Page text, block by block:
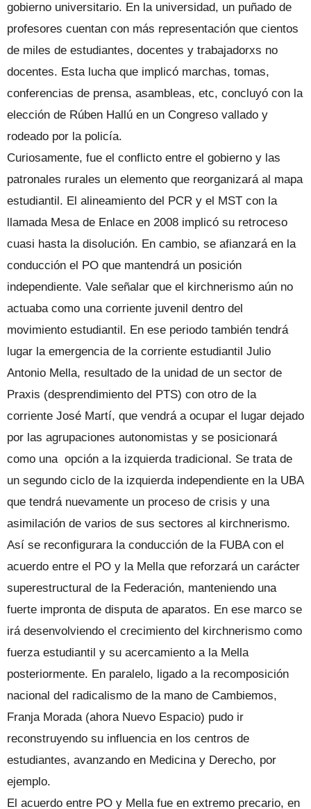
gobierno universitario. En la universidad, un puñado de
profesores cuentan con más representación que cientos
de miles de estudiantes, docentes y trabajadorxs no
docentes. Esta lucha que implicó marchas, tomas,
conferencias de prensa, asambleas, etc, concluyó con la
elección de Rúben Hallú en un Congreso vallado y
rodeado por la policía.
Curiosamente, fue el conflicto entre el gobierno y las
patronales rurales un elemento que reorganizará al mapa
estudiantil. El alineamiento del PCR y el MST con la
llamada Mesa de Enlace en 2008 implicó su retroceso
cuasi hasta la disolución. En cambio, se afianzará en la
conducción el PO que mantendrá un posición
independiente. Vale señalar que el kirchnerismo aún no
actuaba como una corriente juvenil dentro del
movimiento estudiantil. En ese periodo también tendrá
lugar la emergencia de la corriente estudiantil Julio
Antonio Mella, resultado de la unidad de un sector de
Praxis (desprendimiento del PTS) con otro de la
corriente José Martí, que vendrá a ocupar el lugar dejado
por las agrupaciones autonomistas y se posicionará
como una opción a la izquierda tradicional. Se trata de
un segundo ciclo de la izquierda independiente en la UBA
que tendrá nuevamente un proceso de crisis y una
asimilación de varios de sus sectores al kirchnerismo.
Así se reconfigurara la conducción de la FUBA con el
acuerdo entre el PO y la Mella que reforzará un carácter
superestructural de la Federación, manteniendo una
fuerte impronta de disputa de aparatos. En ese marco se
irá desenvolviendo el crecimiento del kirchnerismo como
fuerza estudiantil y su acercamiento a la Mella
posteriormente. En paralelo, ligado a la recomposición
nacional del radicalismo de la mano de Cambiemos,
Franja Morada (ahora Nuevo Espacio) pudo ir
reconstruyendo su influencia en los centros de
estudiantes, avanzando en Medicina y Derecho, por
ejemplo.
El acuerdo entre PO y Mella fue en extremo precario, en